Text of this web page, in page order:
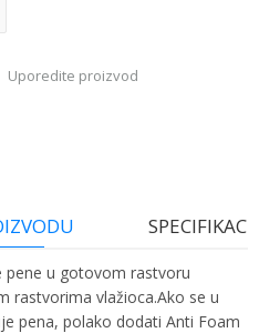
Uporedite proizvod
pene u gotovom rastvoru
rastvorima vlažioca.Ako se u
pena, polako dodati Anti Foam